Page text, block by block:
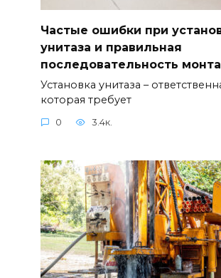
Частые ошибки при
унитаза и правильная
последовательность
Установка унитаза –
которая требует
0 3.4к.